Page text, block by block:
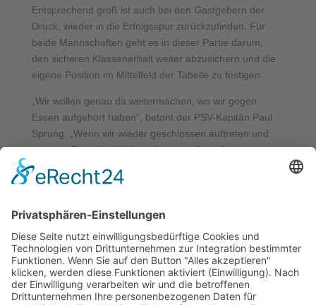
Entsprechend groß ist auch bei den Gastgebern der
Druck, wieder in die Erfolgsspur zurückzufinden. Für
beide Mannschaften geht es in dieser Partie darum,
den sicheren Klassenerhalt weiter abzusichern und die
eigene Position im Mittelfeld der Tabelle zu festigen.
„Wir wollen genau da weitermachen, wo wir gegen
Essen aufgehört haben“, betont der PSV-Kapitän Paul
Sprung. „Wenn wir wieder geschlossen auftreten und
unseren Plan durchziehen, können wir auch auswärts
bestehen.“
Neueste Beiträge
Kooperation mit den BR Volleys beschlossen